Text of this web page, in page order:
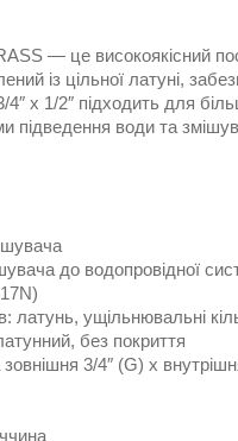
— це високоякісний
із цільної латуні,
x 1/2″ підходить для
підведення води та
до водопровідної
латунь, ущільнювальні
без покриття
3/4″ (G) x